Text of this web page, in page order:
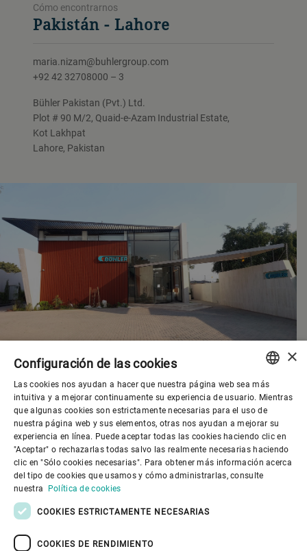
Cómo encontrarnos
Pakistán - Lahore
maria.nizam@buhlergroup.com
+92 42 32708000 – 3
Bühler Pakistan (Pvt.) Ltd.
Plot # 90 M/2, Quaid-e-Azam Industrial Estate,
Kot Lakhpat
Lahore, Pakistan
Gobierno corporativo
El mundo de Bühler
ENGLISH
SPANISH
GERMAN
FRENCH
×
Configuración de las cookies
Las cookies nos ayudan a hacer que nuestra página web sea más
intuitiva y a mejorar continuamente su experiencia de usuario. Mientras
que algunas cookies son estrictamente necesarias para el uso de
nuestra página web y sus elementos, otras nos ayudan a mejorar su
experiencia en línea. Puede aceptar todas las cookies haciendo clic en
"Aceptar" o rechazarlas todas salvo las realmente necesarias haciendo
clic en "Sólo cookies necesarias". Para obtener más información acerca
del tipo de cookies que usamos y cómo administrarlas, consulte
nuestra Política de cookies
COOKIES ESTRICTAMENTE NECESARIAS
COOKIES DE RENDIMIENTO